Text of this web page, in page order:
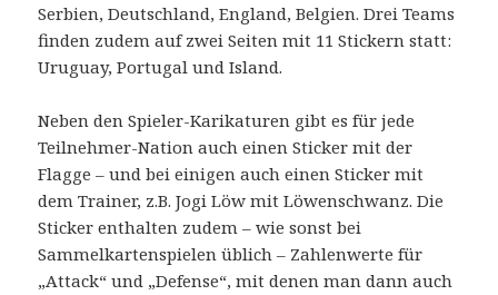
Serbien, Deutschland, England, Belgien. Drei Teams
finden zudem auf zwei Seiten mit 11 Stickern statt:
Uruguay, Portugal und Island.
Neben den Spieler-Karikaturen gibt es für jede
Teilnehmer-Nation auch einen Sticker mit der
Flagge – und bei einigen auch einen Sticker mit
dem Trainer, z.B. Jogi Löw mit Löwenschwanz. Die
Sticker enthalten zudem – wie sonst bei
Sammelkartenspielen üblich – Zahlenwerte für
„Attack“ und „Defense“, mit denen man dann auch